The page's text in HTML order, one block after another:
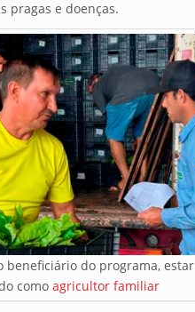
pragas e doenças.
beneficiário do programa, estar
como agricultor familiar